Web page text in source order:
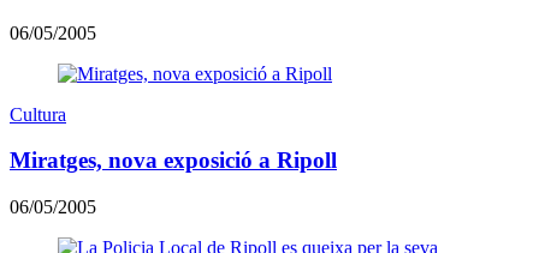
06/05/2005
Cultura
Miratges, nova exposició a Ripoll
06/05/2005